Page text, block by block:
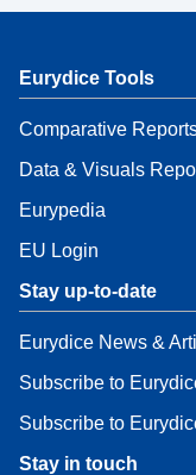
Eurydice Tools
Comparative
Data & Visuals
Eurypedia
EU Login
Stay up-to-date
Eurydice News &
Subscribe to
Subscribe to
Stay in touch